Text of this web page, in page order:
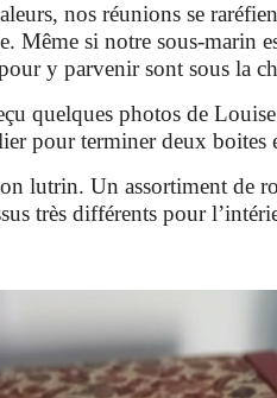
nos réunions se
Même si notre sous-marin
y parvenir sont sous la
quelques photos de
pour terminer deux boites
lutrin. Un assortiment de
très différents pour